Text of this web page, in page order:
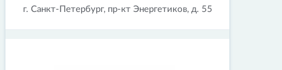
г. Санкт-Петербург, пр-кт Энергетиков, д. 55